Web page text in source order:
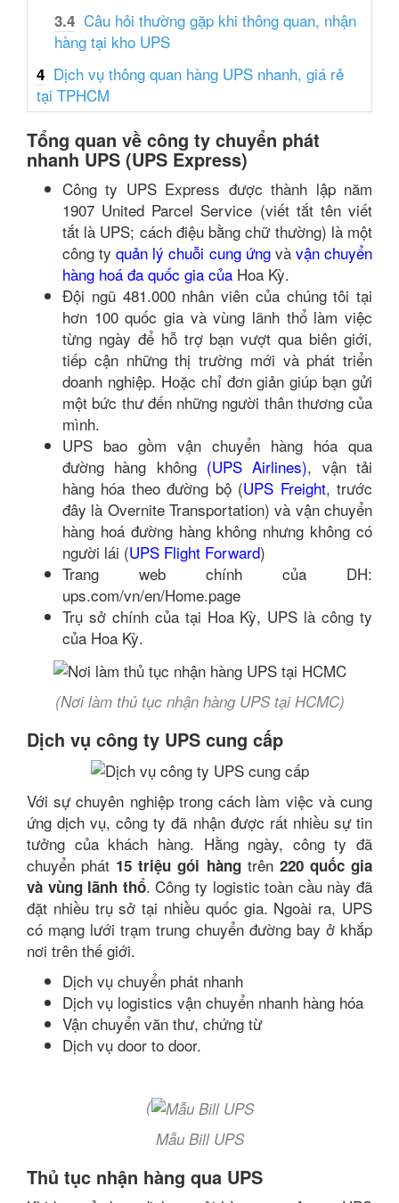
3.4 Câu hỏi thường gặp khi thông quan, nhận
hàng tại kho UPS
4 Dịch vụ thông quan hàng UPS nhanh, giá rẻ
tại TPHCM
Tổng quan về công ty chuyển phát
nhanh UPS (UPS Express)
Công ty UPS Express được thành lập năm
1907 United Parcel Service (viết tắt tên viết
tắt là UPS; cách điệu bằng chữ thường) là một
công tyquản lý chuỗi cung ứngvà vận chuyển
hàng hoá đa quốc gia của Hoa Kỳ.
Đội ngũ 481.000 nhân viên của chúng tôi tại
hơn 100 quốc gia và vùng lãnh thổ làm việc
từng ngày để hỗ trợ bạn vượt qua biên giới,
tiếp cận những thị trường mới và phát triển
doanh nghiệp. Hoặc chỉ đơn giản giúp bạn gửi
một bức thư đến những người thân thương của
mình.
UPS bao gồm vận chuyển hàng hóa qua
đường hàng không (UPS Airlines), vận tải
hàng hóa theo đường bộ (UPS Freight, trước
đây là Overnite Transportation) và vận chuyển
hàng hoá đường hàng không nhưng không có
người lái (UPS Flight Forward)
Trang web chính của DH:
ups.com/vn/en/Home.page
Trụ sở chính của tại Hoa Kỳ, UPS là công ty
của Hoa Kỳ.
(Nơi làm thủ tục nhận hàng UPS tại HCMC)
Dịch vụ công ty UPS cung cấp
Với sự chuyên nghiệp trong cách làm việc và cung
ứng dịch vụ, công ty đã nhận được rất nhiều sự tin
tưởng của khách hàng. Hằng ngày, công ty đã
chuyển phát 15 triệu gói hàngtrên 220 quốc gia
và vùng lãnh thổ. Công ty logistic toàn cầu này đã
đặt nhiều trụ sở tại nhiều quốc gia. Ngoài ra, UPS
có mạng lưới trạm trung chuyển đường bay ở khắp
nơi trên thế giới.
Dịch vụ chuyển phát nhanh
Dịch vụ logistics vận chuyển nhanh hàng hóa
Vận chuyển văn thư, chứng từ
Dịch vụ door to door.
(
Mẫu Bill UPS
Thủ tục nhận hàng qua UPS